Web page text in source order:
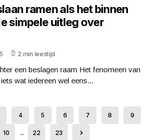
ramen als het binnen
simpele uitleg over
2 min leestijd
een beslagen raam Het fenomeen van
wat iedereen wel eens...
4 5 6 7 8 9
10 ... 22 23